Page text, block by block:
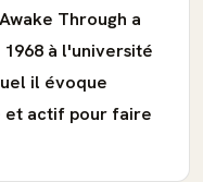
Through a
à l'université
il évoque
et actif pour faire